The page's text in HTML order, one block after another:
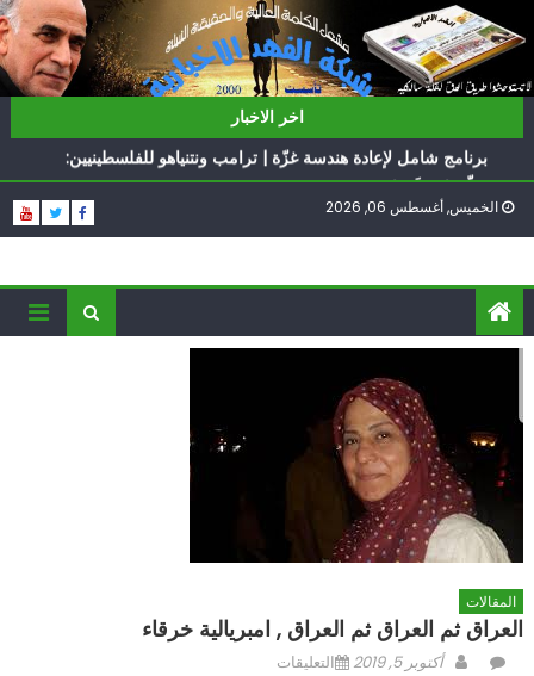
to
content
اخر الاخبار
ناشطة أمريكية يهودية تدعو الدول العربية لوقف التطبيع
أيّ تحدّيات يواجهها حزب الله؟
برنامج شامل لإعادة هندسة غزّة | ترامب ونتنياهو للفلسطينيين:
سلّموا تسلَموا
الغرب يدفن اتفاقاً وُلد ميتاً | إيران تحت العقوبات: جاهزون
ناشطة أمريكية يهودية تدعو الدول العربية لوقف التطبيع
أيّ تحدّيات يواجهها حزب الله؟
الخميس, أغسطس 06, 2026
المقالات
العراق ثم العراق ثم العراق , امبريالية خرقاء
Posted
أكتوبر 5, 2019Author التعليقاتعلى